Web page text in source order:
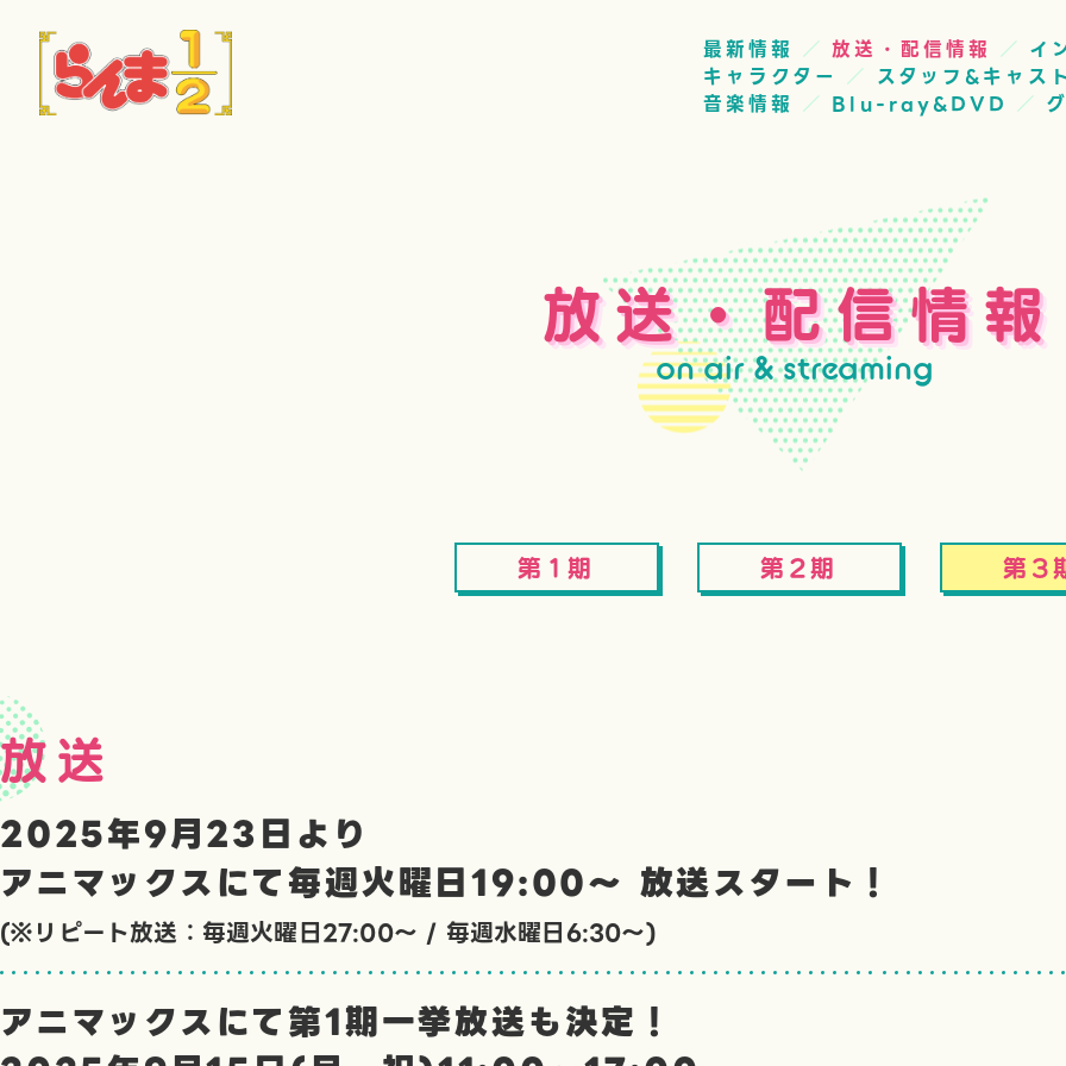
最新情報 放送・配信情報
イ
キャラクター
スタッフ&キャス
音楽情報
Blu-ray&DVD
放送・配信情報
on air & streaming
第1期 第2期 第3
放送
2025年9月23日より
アニマックスにて毎週火曜日19:00〜 放送スタート！
(※リピート放送： 毎週火曜日27:00〜 / 毎週水曜日6:30〜)
アニマックスにて第1期一挙放送も決定！